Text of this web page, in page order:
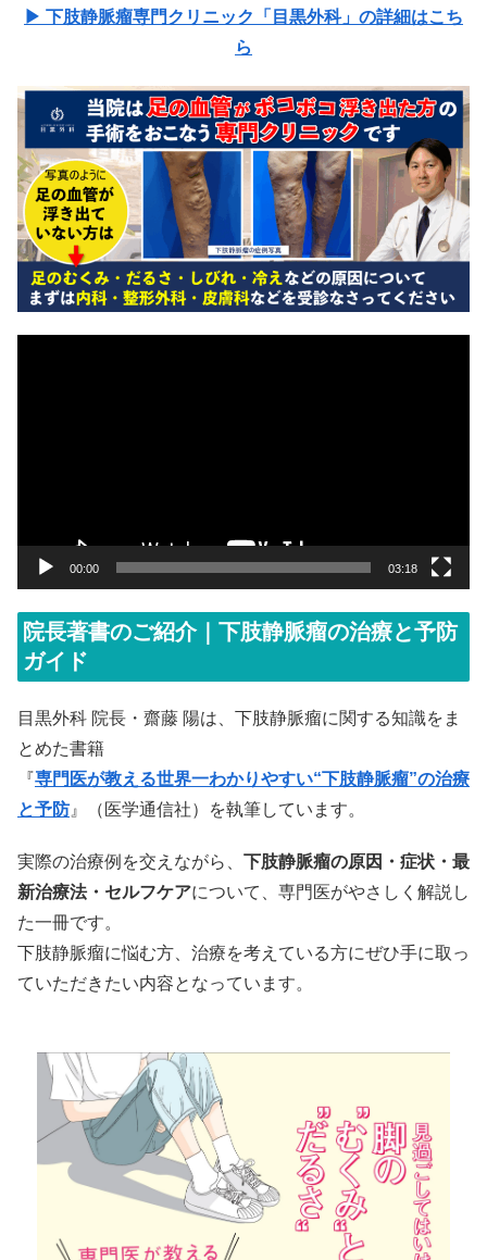
▶ 下肢静脈瘤専門クリニック「目黒外科」の詳細はこち
ら
00:00 03:18
院長著書のご紹介｜下肢静脈瘤の治療と予防
ガイド
目黒外科 院長・齋藤 陽は、下肢静脈瘤に関する知識をま
とめた書籍
『専門医が教える世界一わかりやすい“下肢静脈瘤”の治療
と予防』（医学通信社）を執筆しています。
実際の治療例を交えながら、
下肢静脈瘤の原因・症状・最
新治療法・セルフケアについて、専門医がやさしく解説し
た一冊です。
下肢静脈瘤に悩む方、治療を考えている方にぜひ手に取っ
ていただきたい内容となっています。